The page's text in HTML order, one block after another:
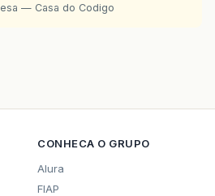
— Casa do Codigo
CONHECA O GRUPO
Alura
FIAP